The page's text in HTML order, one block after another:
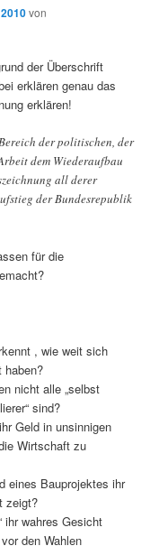
von
der Überschrift
erklären genau das
erklären!
der politischen, der
dem Wiederaufbau
all derer
der Bundesrepublik
für die
, wie weit sich
haben?
nicht alle „selbst
sind?
Geld in unsinnigen
Wirtschaft zu
eines Bauprojektes ihr
zeigt?
ihr wahres Gesicht
den Wahlen